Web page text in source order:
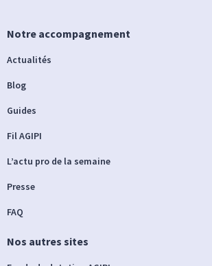
Notre accompagnement
Actualités
Blog
Guides
Fil AGIPI
L’actu pro de la semaine
Presse
FAQ
Nos autres sites